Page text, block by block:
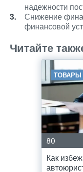
надежности
Снижение
финансовой
Читайте
ТОВАРЫ
80
Как